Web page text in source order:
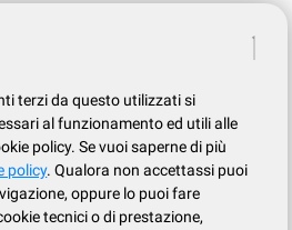
terzi da questo utilizzati si
al funzionamento ed utili alle
policy. Se vuoi saperne di più
policy. Qualora non accettassi puoi
oppure lo puoi fare
tecnici o di prestazione,